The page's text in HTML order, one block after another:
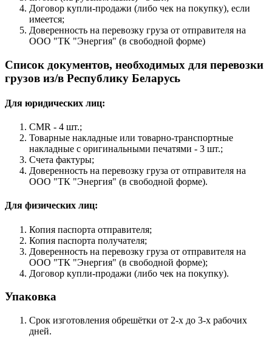
Договор купли-продажи (либо чек на покупку), если
имеется;
Доверенность на перевозку груза от отправителя на
ООО "ТК "Энергия" (в свободной форме)
Список документов, необходимых для перевозки
грузов из/в Республику Беларусь
Для юридических лиц:
CMR - 4 шт.;
Товарные накладные или товарно-транспортные
накладные с оригинальными печатями - 3 шт.;
Счета фактуры;
Доверенность на перевозку груза от отправителя на
ООО "ТК "Энергия" (в свободной форме).
Для физических лиц:
Копия паспорта отправителя;
Копия паспорта получателя;
Доверенность на перевозку груза от отправителя на
ООО "ТК "Энергия" (в свободной форме);
Договор купли-продажи (либо чек на покупку).
Упаковка
Срок изготовления обрешётки от 2-х до 3-х рабочих
дней.